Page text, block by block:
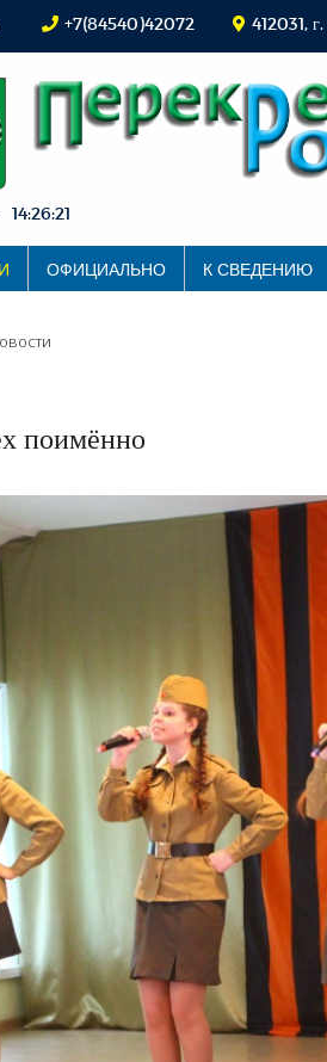
+7(84540)42072 412031,
14:26:22
ОФИЦИАЛЬНО К СВЕДЕНИЮ
поимённо